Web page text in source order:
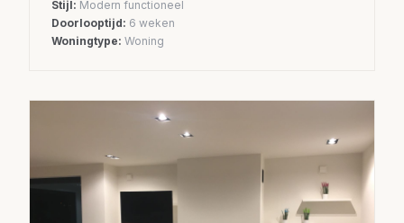
Stijl: Modern functioneel
Doorlooptijd: 6 weken
Woningtype: Woning